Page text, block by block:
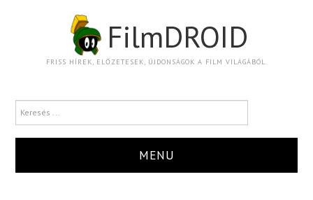
FilmDROID
FRISS HÍREK, ELŐZETESEK, ÚJDONSÁGOK A FILM VILÁGÁBÓL.
MENU